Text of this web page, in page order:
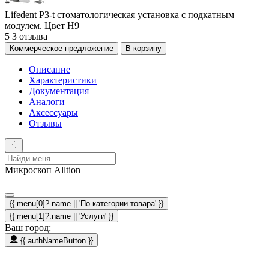
Lifedent P3-t стоматологическая установка с подкатным
модулем. Цвет H9
5 3 отзыва
Коммерческое предложение В корзину
Описание
Характеристики
Документация
Аналоги
Аксессуары
Отзывы
Микроскоп Alltion
{{ menu[0]?.name || 'По категории товара' }}
{{ menu[1]?.name || 'Услуги' }}
Ваш город:
{{ authNameButton }}